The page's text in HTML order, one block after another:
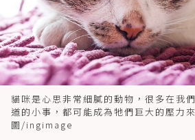
貓咪是心思非常細膩的動物，很多在我
道的小事，都可能成為牠們巨大的壓力
圖/ingimage